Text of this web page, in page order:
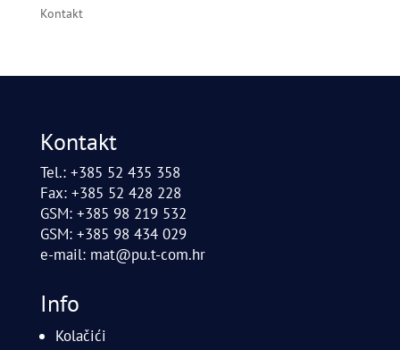
Kontakt
Kontakt
Tel.: +385 52 435 358
Fax: +385 52 428 228
GSM: +385 98 219 532
GSM: +385 98 434 029
e-mail: mat@pu.t-com.hr
Info
Kolačići